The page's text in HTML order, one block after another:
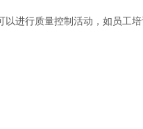
进行质量控制活动，如员工